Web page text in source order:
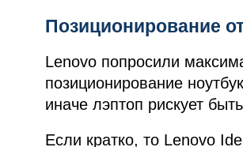
Позиционирование
Lenovo попросили
позиционирование
иначе лэптоп рискует
Если кратко, то Lenovo